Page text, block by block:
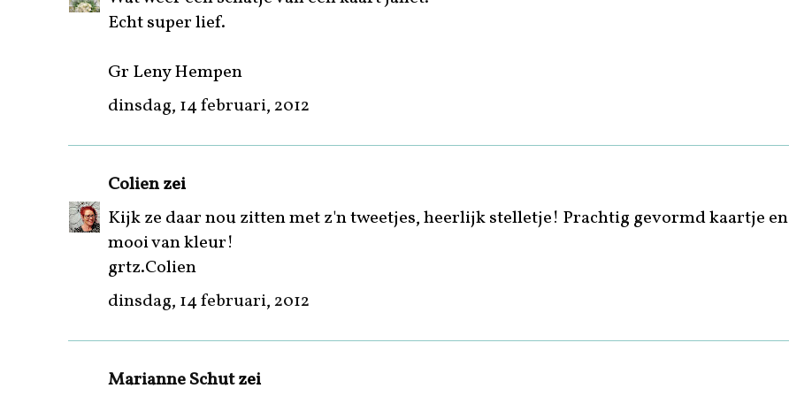
Echt super lief.
Gr Leny Hempen
dinsdag, 14 februari, 2012
Colienzei
Kijk ze daar nou zitten met z'n tweetjes, heerlijk stelletje! Prachtig gevormd kaartje en
mooi van kleur!
grtz.Colien
dinsdag, 14 februari, 2012
Marianne Schutzei